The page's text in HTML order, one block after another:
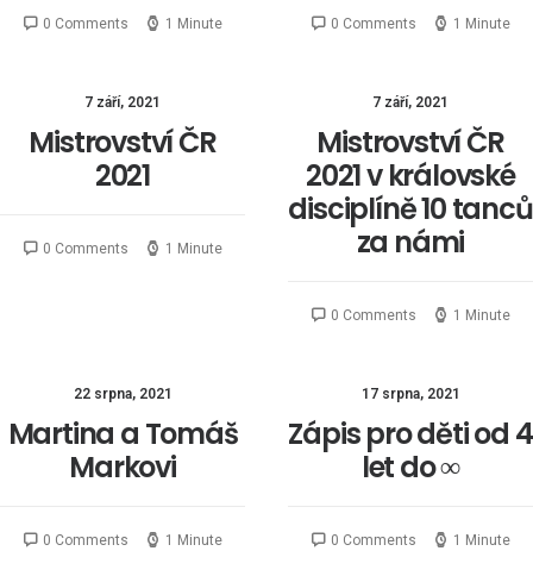
0 Comments 1 Minute 0 Comments 1 Minute
7 září, 2021
Mistrovství ČR
2021
0 Comments 1 Minute
7 září, 2021
Mistrovství ČR
2021 v královské
disciplíně 10 tanců
za námi
0 Comments 1 Minute
22 srpna, 2021
Martina a Tomáš
Markovi
0 Comments 1 Minute
17 srpna, 2021
Zápis pro děti od 4
let do ∞
0 Comments 1 Minute